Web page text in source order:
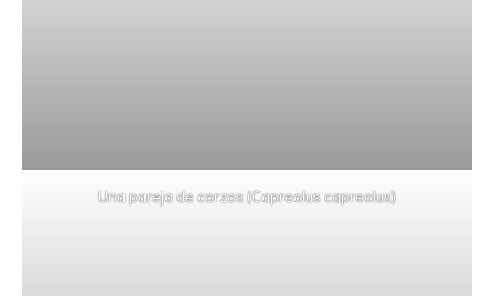
Una pareja de corzos (Capreolus capreolus)